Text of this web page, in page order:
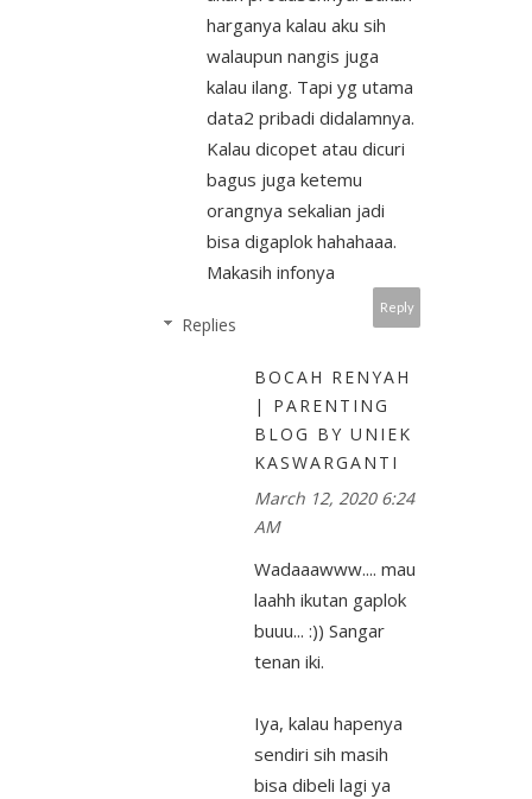
harganya kalau aku sih
walaupun nangis juga
kalau ilang. Tapi yg utama
data2 pribadi didalamnya.
Kalau dicopet atau dicuri
bagus juga ketemu
orangnya sekalian jadi
bisa digaplok hahahaaa.
Makasih infonya
Reply
Replies
BOCAH RENYAH
| PARENTING
BLOG BY UNIEK
KASWARGANTI
March 12, 2020 6:24
AM
Wadaaawww.... mau
laahh ikutan gaplok
buuu... :)) Sangar
tenan iki.
Iya, kalau hapenya
sendiri sih masih
bisa dibeli lagi ya